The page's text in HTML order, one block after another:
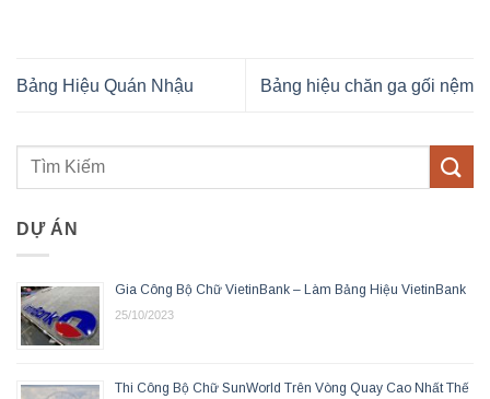
Bảng Hiệu Quán Nhậu Bảng hiệu chăn ga gối nệm
DỰ ÁN
Gia Công Bộ Chữ VietinBank – Làm Bảng Hiệu VietinBank
25/10/2023
Thi Công Bộ Chữ SunWorld Trên Vòng Quay Cao Nhất Thế